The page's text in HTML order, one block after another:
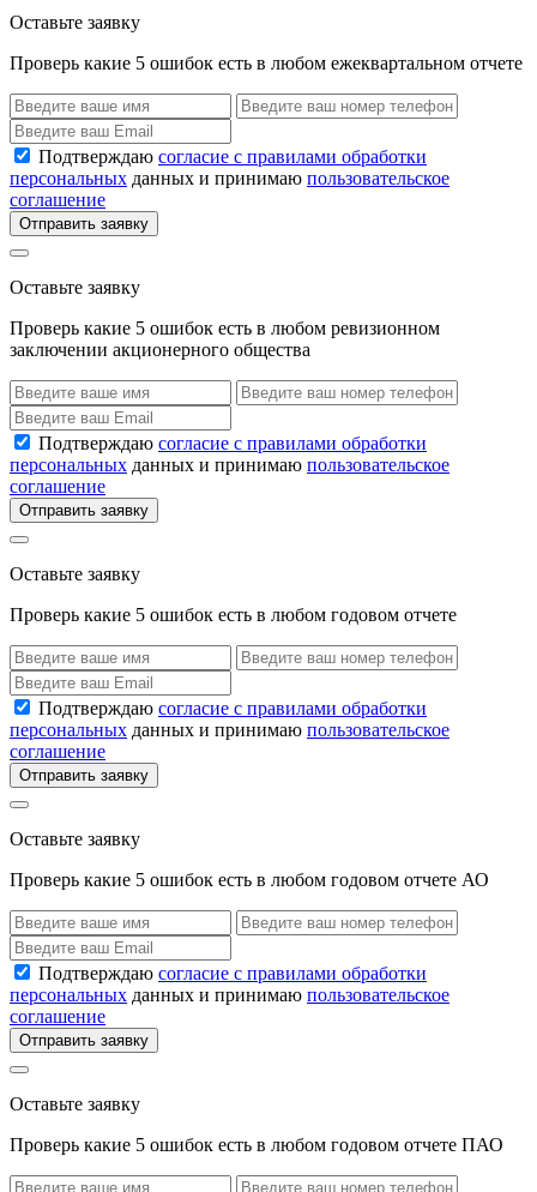
Оставьте заявку
Проверь какие 5 ошибок есть в любом ежеквартальном отчете
Подтверждаю согласие с правилами обработки
персональных данных и принимаю пользовательское
соглашение
Отправить заявку
Оставьте заявку
Проверь какие 5 ошибок есть в любом ревизионном
заключении акционерного общества
Подтверждаю согласие с правилами обработки
персональных данных и принимаю пользовательское
соглашение
Отправить заявку
Оставьте заявку
Проверь какие 5 ошибок есть в любом годовом отчете
Подтверждаю согласие с правилами обработки
персональных данных и принимаю пользовательское
соглашение
Отправить заявку
Оставьте заявку
Проверь какие 5 ошибок есть в любом годовом отчете АО
Подтверждаю согласие с правилами обработки
персональных данных и принимаю пользовательское
соглашение
Отправить заявку
Оставьте заявку
Проверь какие 5 ошибок есть в любом годовом отчете ПАО